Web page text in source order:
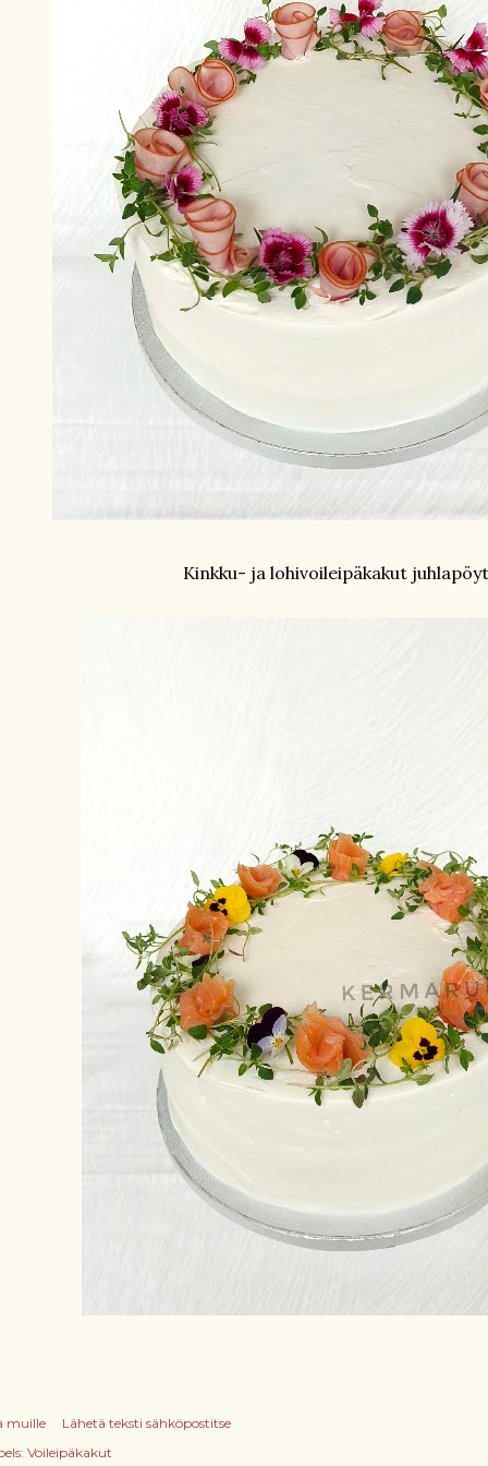
Kinkku- ja lohivoileipäkakut
muille
Lähetä teksti sähköpostitse
Voileipäkakut